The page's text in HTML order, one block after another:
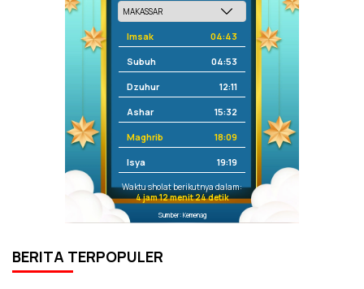
Imsak 04:43
Subuh 04:53
Dzuhur 12:11
Ashar 15:32
Maghrib 18:09
Isya 19:19
Waktu sholat berikutnya dalam:
4 jam 12 menit 24 detik
Sumber: Kemenag
BERITA TERPOPULER